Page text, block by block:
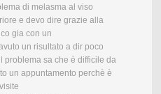
di melasma al viso
e devo dire grazie alla
gia con un
un risultato a dir poco
problema sa che è difficile da
un appuntamento perchè è